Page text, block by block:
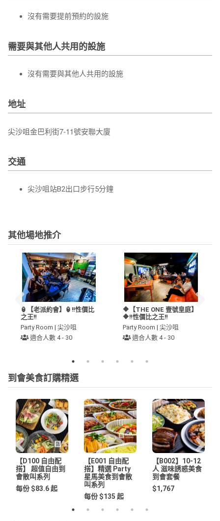
沒有需要提前預約的設施
需要與其他人共用的設施
沒有需要與其他人共用的設施
地址
尖沙咀金巴利街7-11號安聯大廈
交通
尖沙咀站B2出口步行5分鐘
其他場地推介
🏮【老派約會】🏮‼️性價比
之王‼️
Party Room | 尖沙咀
適合人數 4 - 30
🔶【THE ONE 壹號皇庭】
🔶‼️性價比之王‼️
Party Room | 尖沙咀
適合人數 4 - 30
到會美食訂購精選
【D100 自由配
搭】 超值自由到
會散叫系列
每份 $83.6 起
【E001 自由配
搭】精選 Party
星馬美食到會散
叫系列
每份 $135 起
【B002】10-12
人 滋味誘惑美食
到會套餐
$1,767